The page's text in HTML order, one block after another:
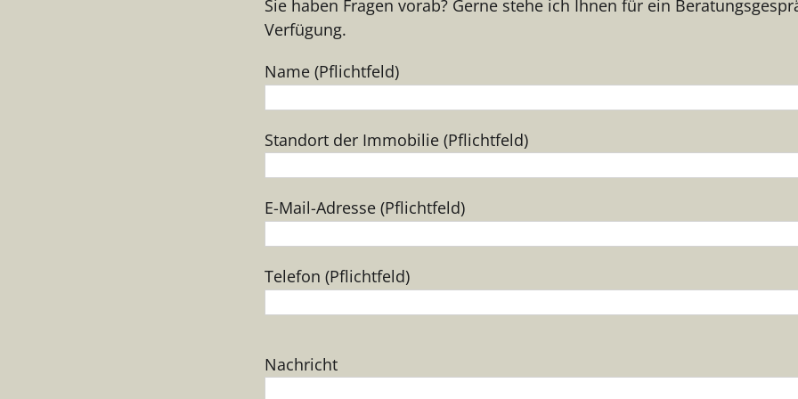
Sie haben Fragen vorab? Gerne stehe ich Ihnen für ein
Verfügung.
Name (Pflichtfeld)
Standort der Immobilie (Pflichtfeld)
E-Mail-Adresse (Pflichtfeld)
Telefon (Pflichtfeld)
lasse
Nachricht